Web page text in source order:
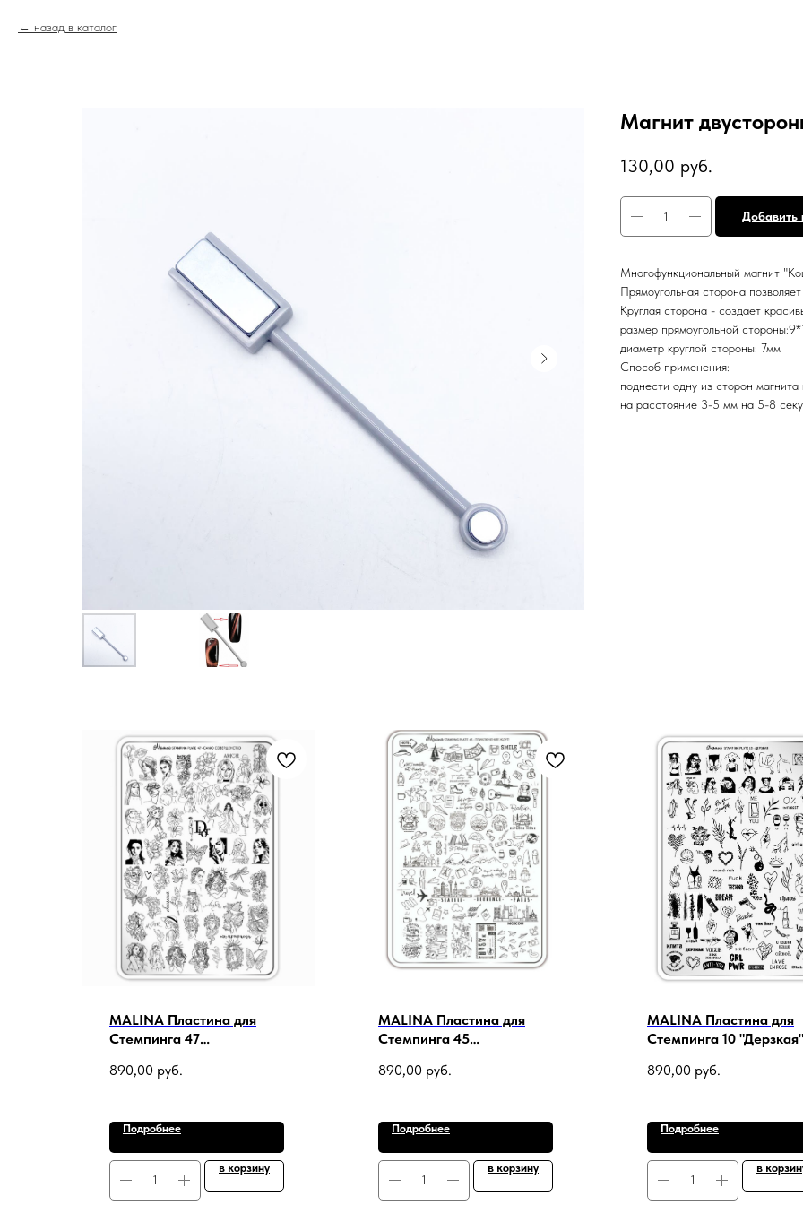
назад в каталог
Магнит
130,00 руб.
Добавить
Многофункциональный магнит
Прямоугольная сторона
Круглая сторона - создает
размер прямоугольной
диаметр круглой стороны: 7мм
Способ применения:
поднести одну из сторон
на расстояние 3-5 мм на 5-8
MALINA Пластина для
Стемпинга 47
(+демолист)
890,00 руб.
Подробнее
в корзину
MALINA Пластина для
Стемпинга 45
демолист
890,00 руб.
Подробнее
в корзину
MALINA Пластина для
Стемпинга 10 "Дерзкая"
890,00 руб.
Подробнее
в